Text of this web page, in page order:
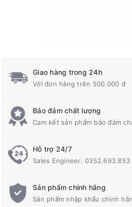
Giao hàng trong 24h
Với đơn hàng trên 500.000 đ
Bảo đảm chất lượng
Cam kết sản phẩm bảo đảm
Hỗ trợ 24/7
Sales Engineer: 0352.693.853
Sản phẩm chính hãng
Sản phẩm nhập khẩu chính